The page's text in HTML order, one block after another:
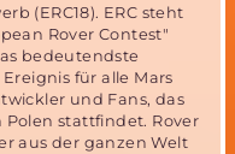
(ERC18). ERC steht
Rover Contest"
bedeutendste
für alle Mars
und Fans, das
Polen stattfindet. Rover
aus der ganzen Welt